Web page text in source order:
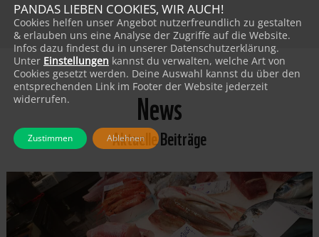
News
Aktuelle Beiträge
PANDAS LIEBEN COOKIES, WIR AUCH!
Cookies helfen unser Angebot nutzerfreundlich zu gestalten
& erlauben uns eine Analyse der Zugriffe auf die Website.
Infos dazu findest du in unserer Datenschutzerklärung.
Unter Einstellungen kannst du verwalten, welche Art von
Cookies gesetzt werden. Deine Auswahl kannst du über den
entsprechenden Link im Footer der Website jederzeit
widerrufen.
Zustimmen Ablehnen